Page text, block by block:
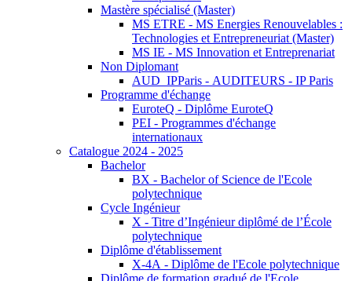
Mastère spécialisé (Master)
MS ETRE - MS Energies Renouvelables :
Technologies et Entrepreneuriat (Master)
MS IE - MS Innovation et Entreprenariat
Non Diplomant
AUD_IPParis - AUDITEURS - IP Paris
Programme d'échange
EuroteQ - Diplôme EuroteQ
PEI - Programmes d'échange
internationaux
Catalogue 2024 - 2025
Bachelor
BX - Bachelor of Science de l'Ecole
polytechnique
Cycle Ingénieur
X - Titre d’Ingénieur diplômé de l’École
polytechnique
Diplôme d'établissement
X-4A - Diplôme de l'Ecole polytechnique
Diplôme de formation gradué de l'Ecole